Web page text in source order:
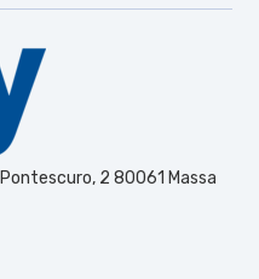
2 80061 Massa